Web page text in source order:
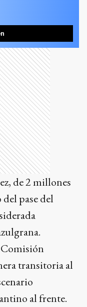
de 2 millones
pase del
transitoria al
al frente.